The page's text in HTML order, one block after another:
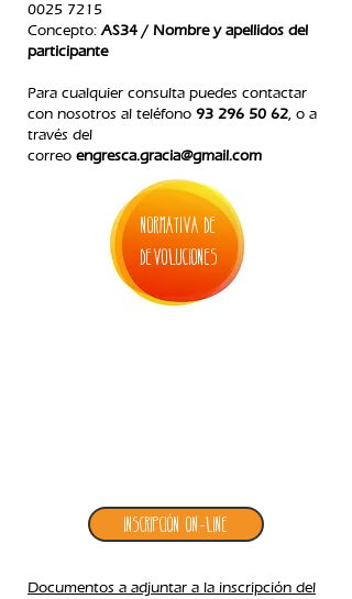
0025 7215
Concepto:AS34 / Nombre y apellidos del
participante
Para cualquier consulta puedes contactar
con nosotros al teléfono 93 296 50 62, o a
través del
correo engresca.gracia@gmail.com
normativa de
devoluciones
Inscripción ON-LINE
Documentos a adjuntar a la inscripción del